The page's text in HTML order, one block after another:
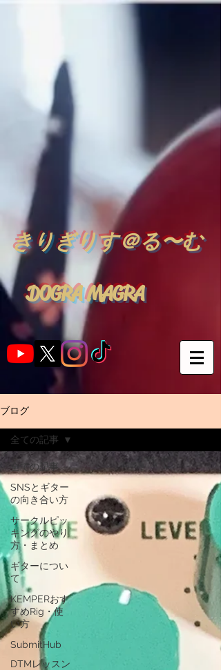
きりぎりす＠る〜む
DOGRA MAGRA
ブログ
全ての記事
SNSとギター
の向き合い方
サークルピッ
キングのやり
方・まとめ
ギターについ
て
KEMPERおす
すめRig・使
い方
SubmitHub
DTMレッスン
全ての記事